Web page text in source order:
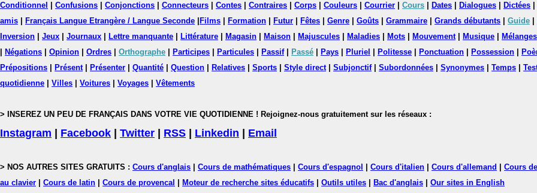
Conditionnel
Confusions Conjonctions Connecteurs Contes Contraires Corps Couleurs Courrier Cours Dates Dialogues Dictées
amis
Français Langue Etrangère / Langue Seconde Films Formation Futur Fêtes Genre Goûts Grammaire Grands débutants Guide
Inversion
Jeux Journaux Lettre manquante Littérature Magasin Maison Majuscules Maladies Mots Mouvement| Musique Mélanges
Négations Opinion Ordres Orthographe Participes Particules Passif| Passé Pays Pluriel Politesse Ponctuation Possession
Prépositions
Présent| Présenter Quantité Question Relatives Sports Style direct| Subjonctif| Subordonnées Synonymes Temps
quotidienne
Villes Voitures Voyages Vêtements
> INSEREZ UN PEU DE FRANÇAIS DANS VOTRE VIE QUOTIDIENNE ! Rejoignez-nous gratuitement sur les réseaux :
Instagram Facebook Twitter RSS Linkedin Email
> NOS AUTRES SITES GRATUITS : Cours d'anglais Cours de mathématiques Cours d'espagnol Cours d'italien Cours d'allemand Cours
au clavier
Cours de latin Cours de provencal Moteur de recherche sites éducatifs Outils utiles Bac d'anglais Our sites in English